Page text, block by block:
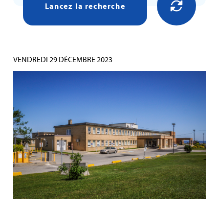
Lancez la recherche
VENDREDI 29 DÉCEMBRE 2023